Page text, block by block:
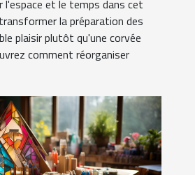
l'espace et le temps dans cet
la préparation des
plaisir plutôt qu'une corvée
comment réorganiser